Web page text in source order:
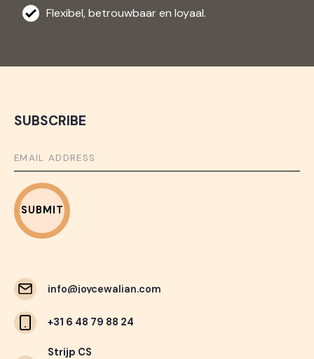
Flexibel, betrouwbaar en loyaal.
SUBSCRIBE
info@joycewalian.com
info@joycewalian.com
+31 6 48 79 88 24
Strijp CS